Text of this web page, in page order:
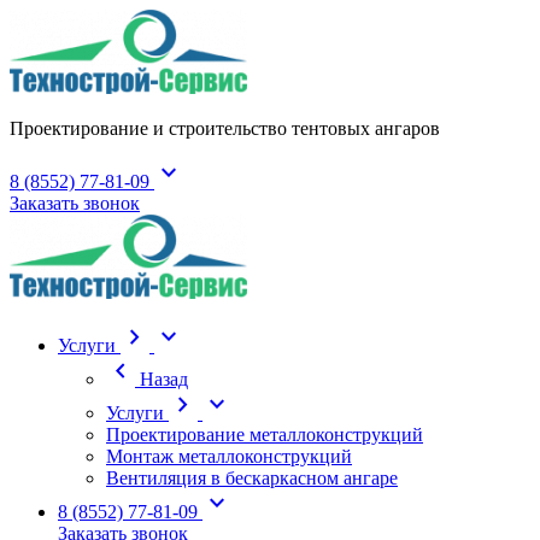
Проектирование и строительство тентовых ангаров
8 (8552) 77-81-09 expand_more
Заказать звонок
Услуги chevron_right
expand_more
chevron_left
Назад
Услуги
chevron_right expand_more
Проектирование металлоконструкций
Монтаж металлоконструкций
Вентиляция в бескаркасном ангаре
8 (8552) 77-81-09 expand_more
Заказать звонок